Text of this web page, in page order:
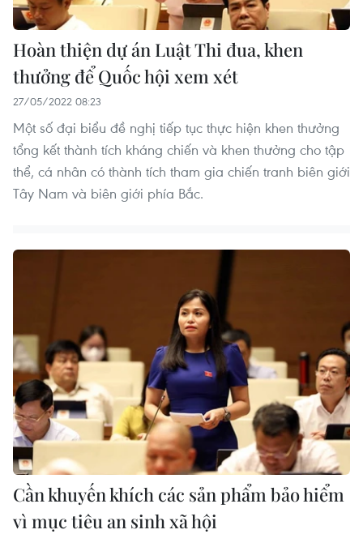
Hoàn thiện dự án Luật Thi đua, khen
thưởng để Quốc hội xem xét
27/05/2022 08:23
Một số đại biểu đề nghị tiếp tục thực hiện khen thưởng
tổng kết thành tích kháng chiến và khen thưởng cho tập
thể, cá nhân có thành tích tham gia chiến tranh biên giới
Tây Nam và biên giới phía Bắc.
Cần khuyến khích các sản phẩm bảo hiểm
vì mục tiêu an sinh xã hội